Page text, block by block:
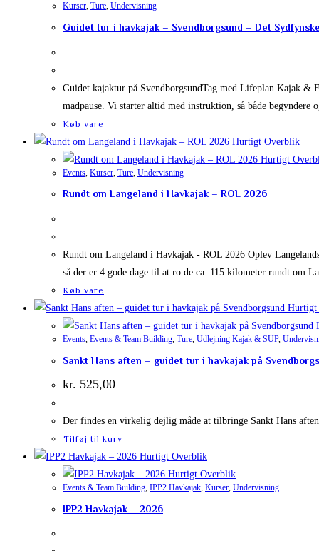
Kurser, Ture, Undervisning
Guidet tur i havkajak – Svendborgsund – Det
Guidet kajaktur på SvendborgsundTag med Lifeplan Kajak
madpause. Vi starter altid med instruktion, så både
Køb vare
Hurtigt Overblik
Hurtigt
Events Kurser Ture Undervisning
Rundt om Langeland i Havkajak – ROL 2026
Rundt om Langeland i Havkajak - ROL 2026 Oplev
så der er 4 gode dage til at ro de ca. 115 kilometer rundt om
Køb vare
Hurtigt
Events, Events & Team Building, Ture, Udlejning Kajak & SUP,
Sankt Hans aften – guidet tur i havkajak på
kr. 525,00
Der findes en virkelig dejlig måde at tilbringe Sankt Hans
Tilføj til kurv
Hurtigt Overblik
Hurtigt Overblik
Events & Team Building, IPP2 Havkajak, Kurser, Undervisning
IPP2 Havkajak – 2026